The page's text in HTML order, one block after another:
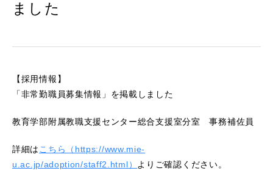
ました
【採用情報】
「非常勤職員募集情報」を掲載しました
教育学部附属教職支援センター総合支援室分室 事務補佐員
詳細は こちら（https://www.mie-
u.ac.jp/adoption/staff2.html）
よりご確認ください。